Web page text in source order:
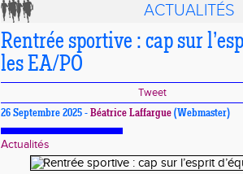
ACTUALITÉS
Rentrée sportive : cap sur
les EA/PO
Tweet
26 Septembre 2025 - Béatrice Laffargue (Webmaster)
Actualités